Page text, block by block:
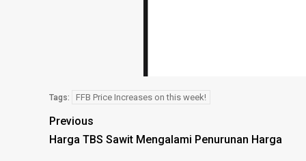
Tags: FFB Price Increases on this week!
Previous
Harga TBS Sawit Mengalami Penurunan Harga